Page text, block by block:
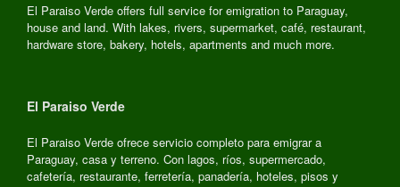
El Paraiso Verde offers full service for emigration to Paraguay,
house and land. With lakes, rivers, supermarket, café, restaurant,
hardware store, bakery, hotels, apartments and much more.
El Paraiso Verde
El Paraiso Verde ofrece servicio completo para emigrar a
Paraguay, casa y terreno. Con lagos, ríos, supermercado,
cafetería, restaurante, ferretería, panadería, hoteles, pisos y